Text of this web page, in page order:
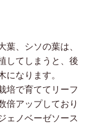
葉、シソの葉は、
してしまうと、後
なります。
培で育ててリーフ
倍アップしており
ェノベーゼソース